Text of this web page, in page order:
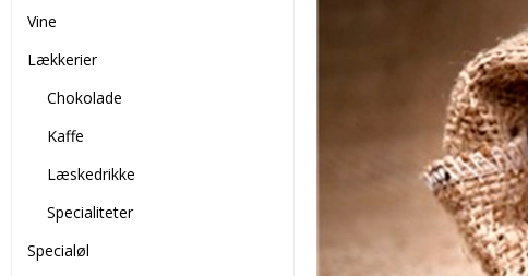
Vine
Lækkerier
Chokolade
Kaffe
Læskedrikke
Specialiteter
Specialøl